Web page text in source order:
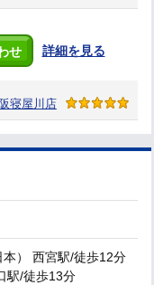
せ 詳細を見る
寝屋川店
） 西宮駅/徒歩12分
駅/徒歩13分